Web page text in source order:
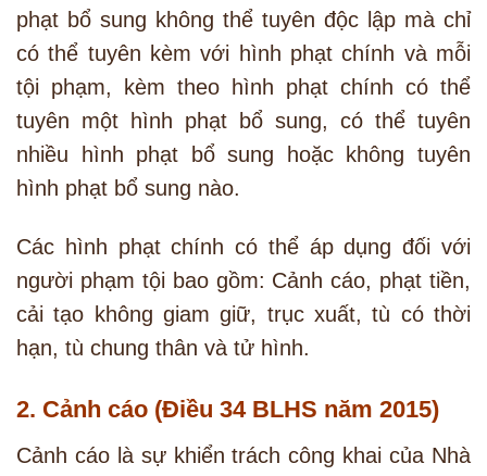
phạt bổ sung không thể tuyên độc lập mà chỉ
có thể tuyên kèm với hình phạt chính và mỗi
tội phạm, kèm theo hình phạt chính có thể
tuyên một hình phạt bổ sung, có thể tuyên
nhiều hình phạt bổ sung hoặc không tuyên
hình phạt bổ sung nào.
Các hình phạt chính có thể áp dụng đối với
người phạm tội bao gồm: Cảnh cáo, phạt tiền,
cải tạo không giam giữ, trục xuất, tù có thời
hạn, tù chung thân và tử hình.
2. Cảnh cáo (Điều 34 BLHS năm 2015)
Cảnh cáo là sự khiển trách công khai của Nhà